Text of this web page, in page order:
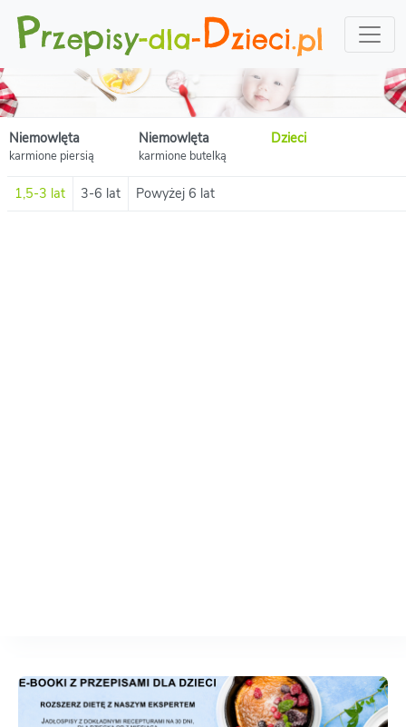
Niemowlęta
karmione piersią
Niemowlęta
karmione butelką
Dzieci
1,5-3 lat 3-6 lat Powyżej 6 lat